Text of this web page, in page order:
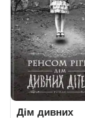
Дім дивних